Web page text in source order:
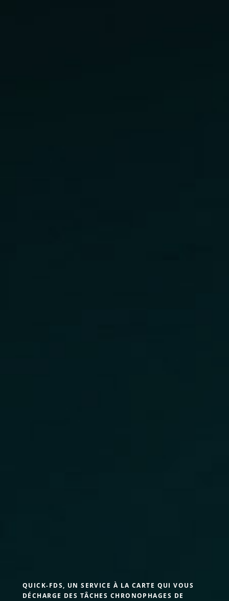
QUICK-FDS, UN SERVICE À LA CARTE QUI VOUS
DÉCHARGE DES TÂCHES CHRONOPHAGES DE